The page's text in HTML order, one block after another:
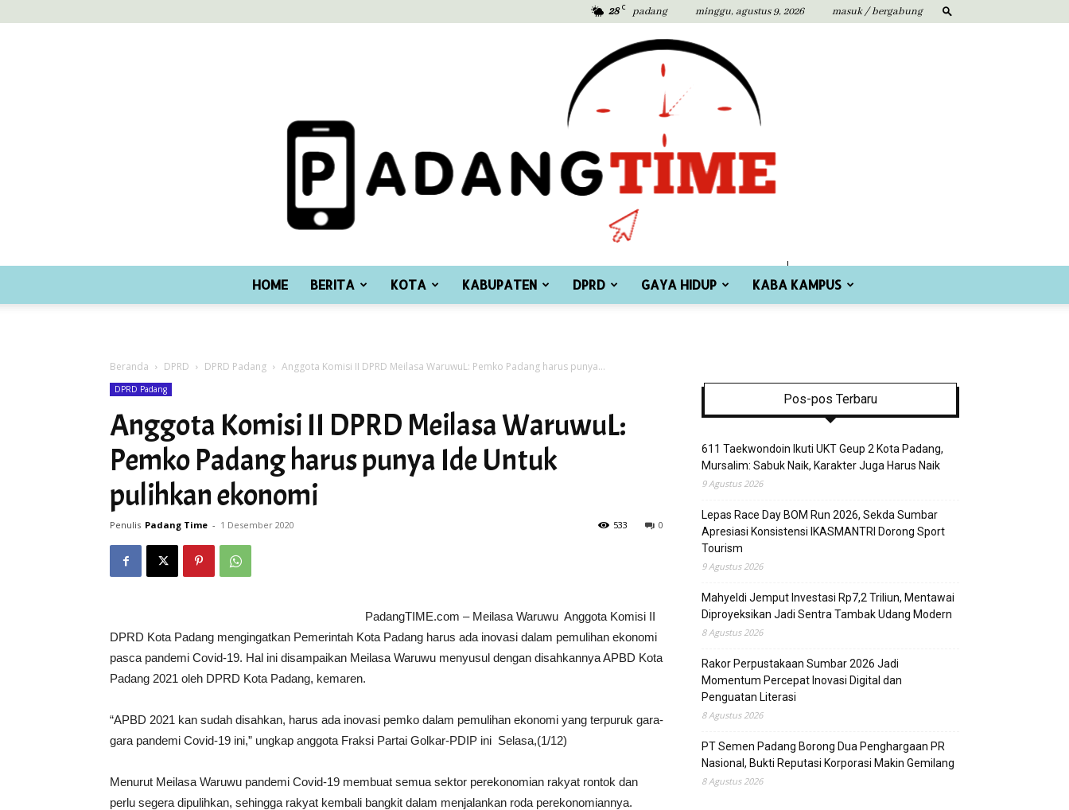
28 C padang minggu, agustus 9, 2026 masuk / bergabung
Time
HOME BERITA KOTA KABUPATEN DPRD GAYA HIDUP KABA KAMPUS
Beranda DPRD DPRD Padang Anggota Komisi II DPRD Meilasa WaruwuL: Pemko Padang harus punya...
DPRD Padang
Anggota Komisi II DPRD Meilasa WaruwuL:
Pemko Padang harus punya Ide Untuk
pulihkan ekonomi
Penulis Padang Time - 1 Desember 2020 0
533
PadangTIME.com – Meilasa Waruwu Anggota Komisi II
DPRD Kota Padang mengingatkan Pemerintah Kota Padang harus ada inovasi dalam pemulihan ekonomi
pasca pandemi Covid-19. Hal ini disampaikan Meilasa Waruwu menyusul dengan disahkannya APBD Kota
Padang 2021 oleh DPRD Kota Padang, kemaren.
“APBD 2021 kan sudah disahkan, harus ada inovasi pemko dalam pemulihan ekonomi yang terpuruk gara-
gara pandemi Covid-19 ini,” ungkap anggota Fraksi Partai Golkar-PDIP ini Selasa,(1/12)
Menurut Meilasa Waruwu pandemi Covid-19 membuat semua sektor perekonomian rakyat rontok dan
perlu segera dipulihkan, sehingga rakyat kembali bangkit dalam menjalankan roda perekonomiannya.
Pos-pos Terbaru
611 Taekwondoin Ikuti UKT Geup 2 Kota Padang,
Mursalim: Sabuk Naik, Karakter Juga Harus Naik
9 Agustus 2026
Lepas Race Day BOM Run 2026, Sekda Sumbar
Apresiasi Konsistensi IKASMANTRI Dorong Sport
Tourism
9 Agustus 2026
Mahyeldi Jemput Investasi Rp7,2 Triliun, Mentawai
Diproyeksikan Jadi Sentra Tambak Udang Modern
8 Agustus 2026
Rakor Perpustakaan Sumbar 2026 Jadi
Momentum Percepat Inovasi Digital dan
Penguatan Literasi
8 Agustus 2026
PT Semen Padang Borong Dua Penghargaan PR
Nasional, Bukti Reputasi Korporasi Makin Gemilang
8 Agustus 2026